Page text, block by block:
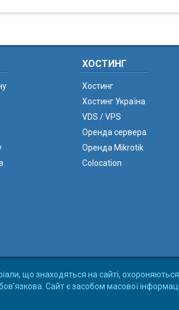
ХОСТИНГ
Хостинг
Хостинг Україна
VDS / VPS
Оренда сервера
Оренда Mikrotik
Colocation
що знаходяться на сайті,
Сайт є засобом масової